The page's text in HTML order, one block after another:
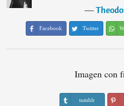
―
Facebook Twitter
Imagen con
tumblr